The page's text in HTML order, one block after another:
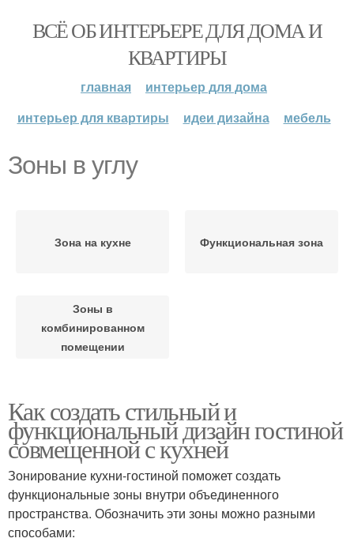
ВСЁ ОБ ИНТЕРЬЕРЕ ДЛЯ ДОМА И
КВАРТИРЫ
главная
интерьер для дома
интерьер для квартиры
идеи дизайна мебель
Зоны в углу
Зона на кухне Функциональная зона
Зоны в
комбинированном
помещении
Как создать стильный и
функциональный дизайн гостиной
совмещенной с кухней
Зонирование кухни-гостиной поможет создать
функциональные зоны внутри объединенного
пространства. Обозначить эти зоны можно разными
способами: